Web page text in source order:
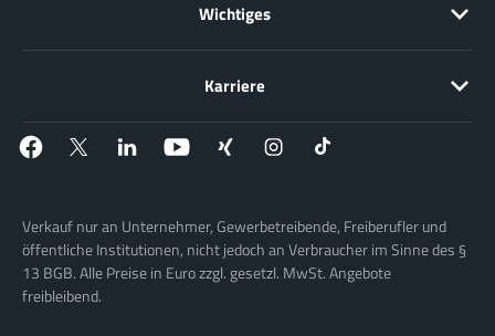
Wichtiges
Karriere
Verkauf nur an Unternehmer, Gewerbetreibende, Freiberufler und
öffentliche Institutionen, nicht jedoch an Verbraucher im Sinne des §
13 BGB. Alle Preise in Euro zzgl. gesetzl. MwSt. Angebote
freibleibend.